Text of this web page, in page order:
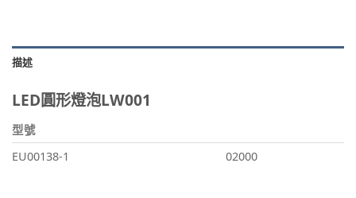
描述
LED圓形燈泡LW001
型號
EU00138-1
02000